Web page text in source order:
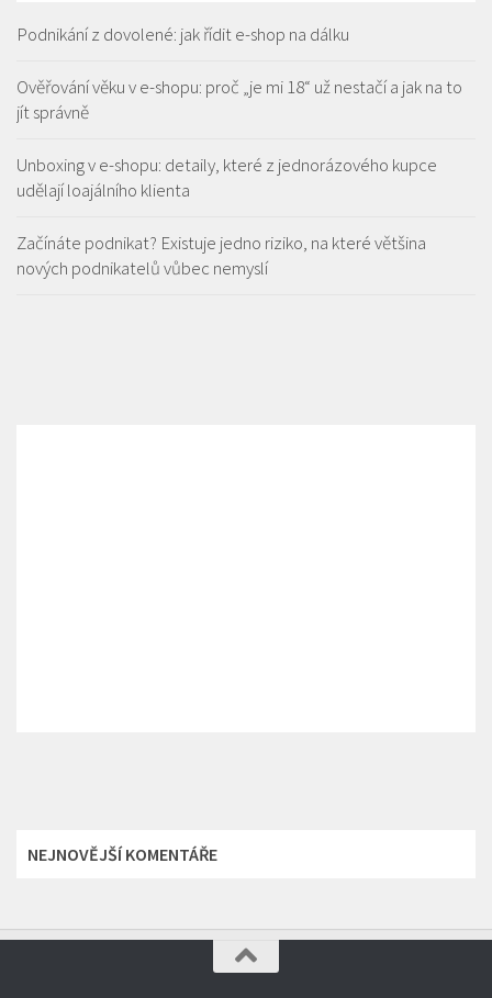
Podnikání z dovolené: jak řídit e-shop na dálku
Ověřování věku v e-shopu: proč „je mi 18“ už nestačí a jak na to
jít správně
Unboxing v e-shopu: detaily, které z jednorázového kupce
udělají loajálního klienta
Začínáte podnikat? Existuje jedno riziko, na které většina
nových podnikatelů vůbec nemyslí
NEJNOVĚJŠÍ KOMENTÁŘE